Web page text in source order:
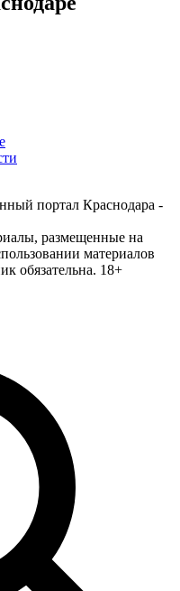
портал Краснодара -
размещенные на
материалов
обязательна. 18+